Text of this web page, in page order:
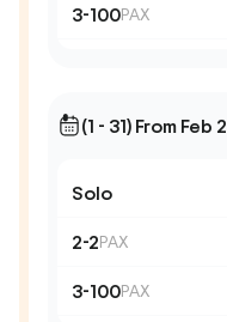
3-100PAX
(1 - 31) From
Solo
2-2PAX
3-100PAX